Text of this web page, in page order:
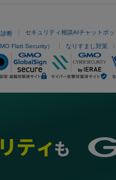
断 セキュリティ相談AIチャットボッ
Flatt Security） なりすまし対策